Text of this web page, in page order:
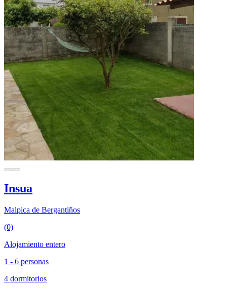
Insua
Malpica de Bergantiños
(0)
Alojamiento entero
1 - 6 personas
4 dormitorios